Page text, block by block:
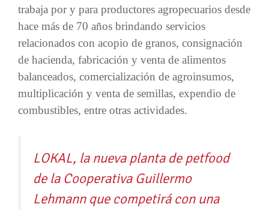
trabaja por y para productores agropecuarios desde
hace más de 70 años brindando servicios
relacionados con acopio de granos, consignación
de hacienda, fabricación y venta de alimentos
balanceados, comercialización de agroinsumos,
multiplicación y venta de semillas, expendio de
combustibles, entre otras actividades.
LOKAL, la nueva planta de petfood
de la Cooperativa Guillermo
Lehmann que competirá con una